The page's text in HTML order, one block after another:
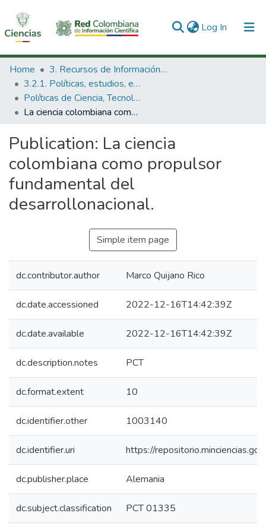
Log In (current)
Communities & Collections
All of DSpace
Statistics
Home
3. Recursos de Información Científica y Tecnológica
3.2.1. Políticas, estudios, evaluaciones e indicadores de CTeI
Políticas de Ciencia, Tecnología e Innovación
La ciencia colombiana como propulsor fundamental del desarrollonacional.
Publication: La ciencia
colombiana como propulsor
fundamental del
desarrollonacional.
Simple item page
dc.contributor.author Marco Quijano Rico
dc.date.accessioned 2022-12-16T14:42:39Z
dc.date.available 2022-12-16T14:42:39Z
dc.description.notes PCT
dc.format.extent 10
dc.identifier.other 1003140
dc.identifier.uri https://
dc.publisher.place Alemania
dc.subject.classification PCT 01335